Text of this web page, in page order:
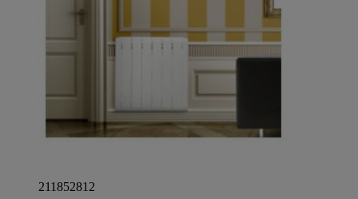
211852812